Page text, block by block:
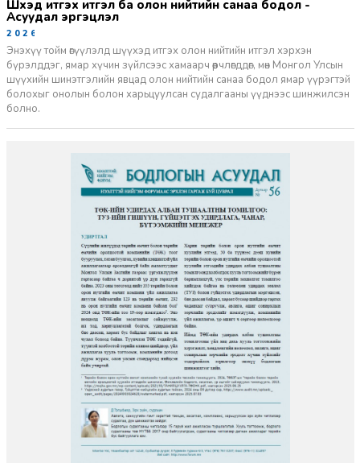
Шүүхэд итгэх итгэл ба олон нийтийн санаа бодол -
Асуудал эргэцүүлэл
2026-06-11
Энэхүү тойм өгүүлэлд шүүхэд итгэх олон нийтийн итгэл хэрхэн
бүрэлддэг, ямар хүчин зүйлсээс хамаарч өөрчлөгддөг, мөн Монгол Улсын
шүүхийн шинэтгэлийн явцад олон нийтийн санаа бодол ямар үүрэгтэй
болохыг онолын болон харьцуулсан судалгааны үүднээс шинжилсэн
болно.